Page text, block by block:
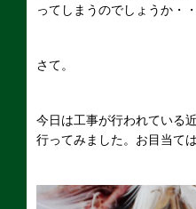
ってしまうのでしょうか・・
さて。
今日は工事が行われている
行ってみました。お目当て